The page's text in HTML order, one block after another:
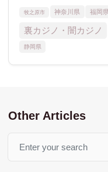
Other Articles